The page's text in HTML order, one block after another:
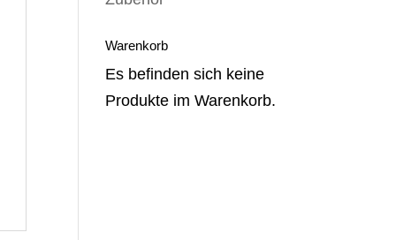
Warenkorb
Es befinden sich keine
Produkte im Warenkorb.